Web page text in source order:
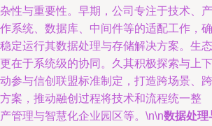
性与重要性。早期，公司专注于技术、产
系统、数据库、中间件等的适配工作，确
定运行其数据处理与存储解决方案。生态
在于系统级的协同。久其积极探索与上下
参与信创联盟标准制定，打造跨场景、跨
案，推动融创过程将技术和流程统一整
管理与智慧化企业园区等。\n\n数据处理